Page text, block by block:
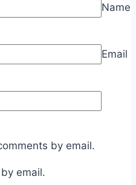
Name
Email
by email.
email.